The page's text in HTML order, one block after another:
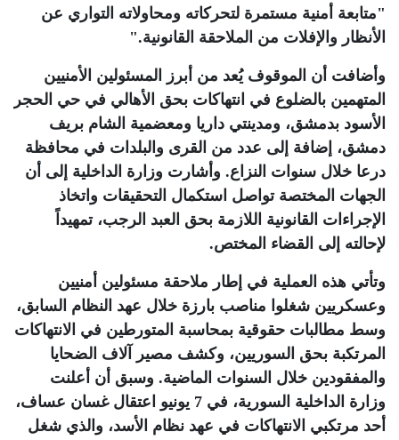
"متابعة أمنية مستمرة لتحركاته ومحاولاته التواري عن
الأنظار والإفلات من الملاحقة القانونية".
وأضافت أن الموقوف يُعد من أبرز المسئولين الأمنيين
المتهمين بالضلوع في انتهاكات بحق الأهالي في حي الحجر
الأسود بدمشق، ومدينتي داريا ومعضمية الشام بريف
دمشق، إضافة إلى عدد من القرى والبلدات في محافظة
درعا خلال سنوات النزاع. وأشارت وزارة الداخلية إلى أن
الجهات المختصة تواصل استكمال التحقيقات واتخاذ
الإجراءات القانونية اللازمة بحق العبد الرجب، تمهيداً
لإحالته إلى القضاء المختص.
وتأتي هذه العملية في إطار ملاحقة مسئولين أمنيين
وعسكريين شغلوا مناصب بارزة خلال عهد النظام السابق،
وسط مطالبات حقوقية بمحاسبة المتورطين في الانتهاكات
المرتكبة بحق السوريين، وكشف مصير آلاف الضحايا
والمفقودين خلال السنوات الماضية. وسبق أن أعلنت
وزارة الداخلية السورية، في 7 يونيو اعتقال غسان عساف،
أحد مرتكبي الانتهاكات في عهد نظام الأسد، والذي شغل